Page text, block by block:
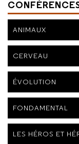
ANIMAUX
CERVEAU
ÉVOLUTION
FONDAMENTAL
LES HÉROS ET